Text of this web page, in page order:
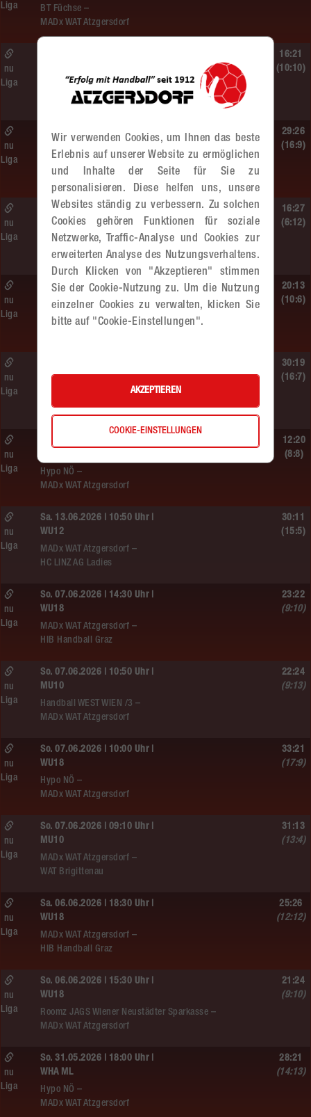
BT Füchse –
MADx WAT Atzgersdorf
Liga
SG HIT/UHC Absam –
MADx WAT Atzgersdorf
nu
Liga
16:21
(10:10)
So. 14.06.2026 | 13:20 Uhr |
MADx WAT Atzgersdorf
nu
Liga
29:26
(16:9)
So. 14.06.2026 | 11:20 Uhr |
MU13
MADx WAT Atzgersdorf –
roomz JAGS Devils
nu
Liga
16:27
(6:12)
So. 14.06.2026 | 10:30 Uhr |
ÖMS WU12 HF
SC HIT/UHC Absam –
nu
Liga
20:13
(10:6)
WU12
MADx WAT Atzgersdorf –
HIB Handball Graz
nu
Liga
30:19
(16:7)
Hypo NÖ –
MADx WAT Atzgersdorf
nu
Liga
12:20
(8:8)
Sa. 13.06.2026 | 10:50 Uhr |
WU12
MADx WAT Atzgersdorf –
HC LINZ AG Ladies
nu
Liga
30:11
(15:5)
So. 07.06.2026 | 14:30 Uhr |
WU18
MADx WAT Atzgersdorf –
HIB Handball Graz
nu
Liga
23:22
(9:10)
So. 07.06.2026 | 10:50 Uhr |
MU10
Handball WEST WIEN /3 –
MADx WAT Atzgersdorf
nu
Liga
22:24
(9:13)
So. 07.06.2026 | 10:00 Uhr |
WU18
Hypo NÖ –
MADx WAT Atzgersdorf
nu
Liga
33:21
(17:9)
So. 07.06.2026 | 09:10 Uhr |
MU10
MADx WAT Atzgersdorf –
WAT Brigittenau
nu
Liga
31:13
(13:4)
Sa. 06.06.2026 | 18:30 Uhr |
WU18
MADx WAT Atzgersdorf –
HIB Handball Graz
nu
Liga
25:26
(12:12)
So. 06.06.2026 | 15:30 Uhr |
WU18
Roomz JAGS Wiener Neustädter Sparkasse –
MADx WAT Atzgersdorf
nu
Liga
21:24
(9:10)
So. 31.05.2026 | 18:00 Uhr |
WHA ML
Hypo NÖ –
MADx WAT Atzgersdorf
nu
Liga
28:21
(14:13)
Wir verwenden Cookies, um Ihnen das beste
Erlebnis auf unserer Website zu ermöglichen
und Inhalte der Seite für Sie zu
personalisieren. Diese helfen uns, unsere
Websites ständig zu verbessern. Zu solchen
Cookies gehören Funktionen für soziale
Netzwerke, Traffic-Analyse und Cookies zur
erweiterten Analyse des Nutzungsverhaltens.
Durch Klicken von "Akzeptieren" stimmen
Sie der Cookie-Nutzung zu. Um die Nutzung
einzelner Cookies zu verwalten, klicken Sie
bitte auf "Cookie-Einstellungen".
AKZEPTIEREN
COOKIE-EINSTELLUNGEN